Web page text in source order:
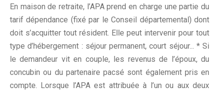
En maison de retraite, l’APA prend en charge une partie du
tarif dépendance (fixé par le Conseil départemental) dont
doit s’acquitter tout résident. Elle peut intervenir pour tout
type d’hébergement : séjour permanent, court séjour... * Si
le demandeur vit en couple, les revenus de l’époux, du
concubin ou du partenaire pacsé sont également pris en
compte. Lorsque l’APA est attribuée à l’un ou aux deux